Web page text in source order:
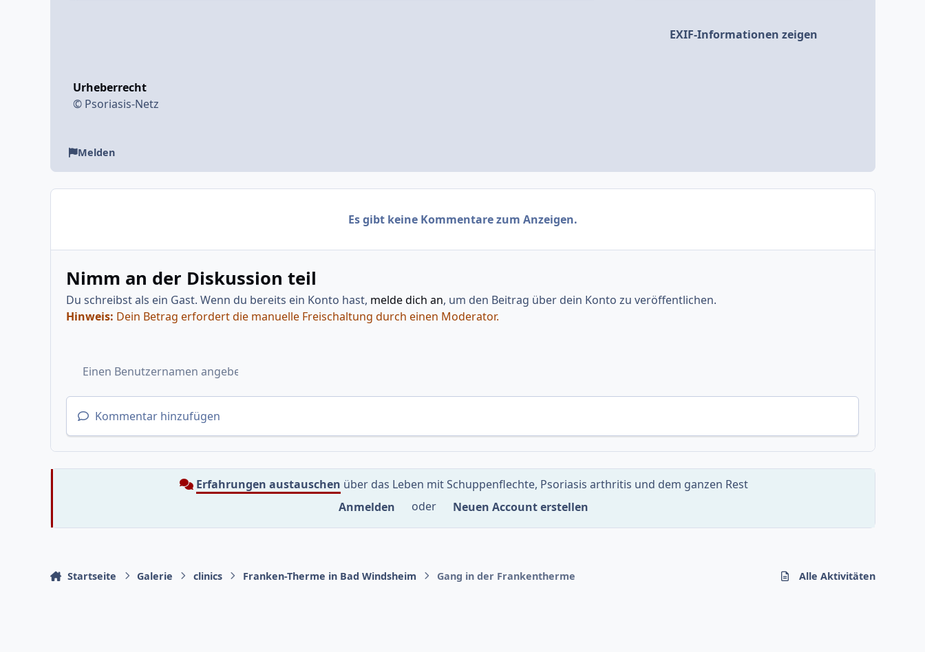
Urheberrecht
© Psoriasis-Netz
Melden
EXIF-Informationen zeigen
Es gibt keine Kommentare zum Anzeigen.
Nimm an der Diskussion teil
Du schreibst als ein Gast. Wenn du bereits ein Konto hast, melde dich an, um den Beitrag über dein Konto zu veröffentlichen.
Hinweis: Dein Betrag erfordert die manuelle Freischaltung durch einen Moderator.
Kommentar hinzufügen
Erfahrungen austauschen über das Leben mit Schuppenflechte, Psoriasis arthritis und dem ganzen Rest
Anmelden
oder Neuen Account erstellen
Startseite Galerie clinics Franken-Therme in Bad Windsheim Gang in der Frankentherme Alle Aktivitäten